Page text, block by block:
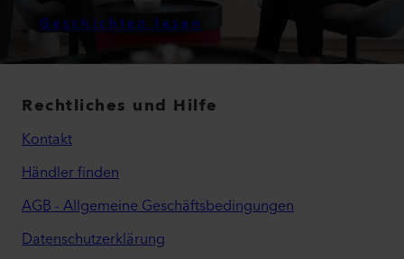
Geschichten lesen
Rechtliches und Hilfe
Kontakt
Händler finden
AGB - Allgemeine Geschäftsbedingungen
Datenschutzerklärung